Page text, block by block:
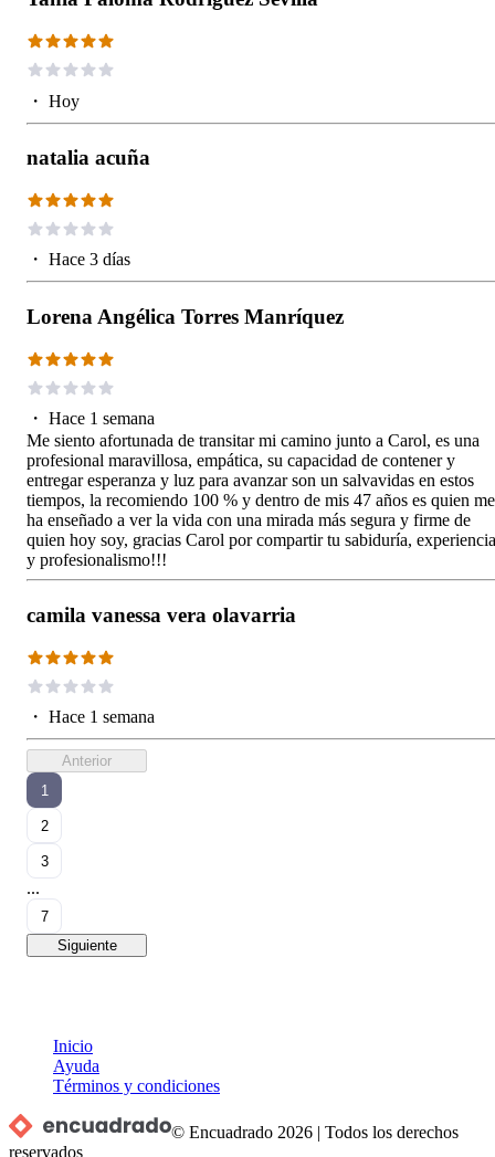
・ Hoy
natalia acuña
・ Hace 3 días
Lorena Angélica Torres Manríquez
・ Hace 1 semana
Me siento afortunada de transitar mi camino junto a Carol, es una
profesional maravillosa, empática, su capacidad de contener y
entregar esperanza y luz para avanzar son un salvavidas en estos
tiempos, la recomiendo 100 % y dentro de mis 47 años es quien me
ha enseñado a ver la vida con una mirada más segura y firme de
quien hoy soy, gracias Carol por compartir tu sabiduría, experiencia
y profesionalismo!!!
camila vanessa vera olavarria
・ Hace 1 semana
Anterior
1
2
3
...
7
Siguiente
Inicio
Ayuda
Términos y condiciones
© Encuadrado 2026 |Todos los derechos
reservados